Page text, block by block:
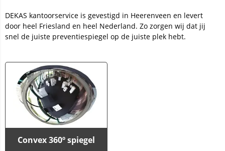
DEKAS kantoorservice is gevestigd in Heerenveen en levert
door heel Friesland en heel Nederland. Zo zorgen wij dat jij
snel de juiste preventiespiegel op de juiste plek hebt.
Convex 360º spiegel